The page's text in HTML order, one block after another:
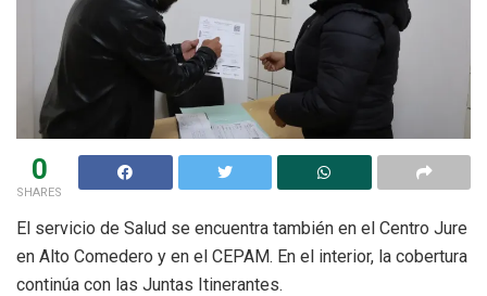
0
SHARES
El servicio de Salud se encuentra también en el Centro Jure
en Alto Comedero y en el CEPAM. En el interior, la cobertura
continúa con las Juntas Itinerantes.